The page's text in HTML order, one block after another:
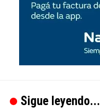
Sigue leyendo...